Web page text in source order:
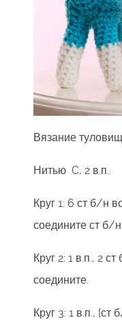
Вязание
Нитью C, 2 в.п..
Круг 1: 6 ст б/н
соедините ст б/н.
Круг 2: 1 в.п., 2
соедините.
Круг 3: 1 в.п.,